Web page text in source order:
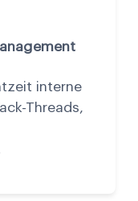
interne
Threads,